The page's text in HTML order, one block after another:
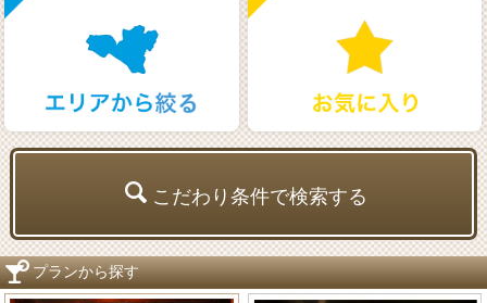
こだわり条件で検索する
プランから探す